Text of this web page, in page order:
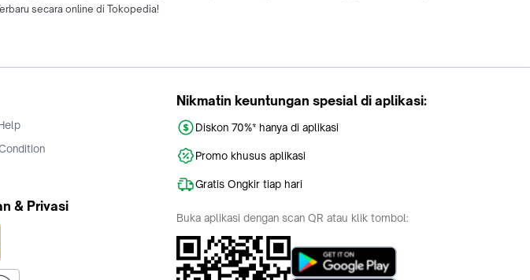
secara online di Tokopedia!
& Privasi
Nikmatin keuntungan spesial di aplikasi:
Diskon 70%* hanya di aplikasi
Promo khusus aplikasi
Gratis Ongkir tiap hari
Buka aplikasi dengan scan QR atau klik tombol: